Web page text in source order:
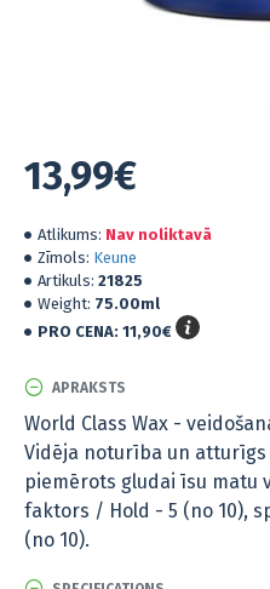
Atlikums: Nav noliktavā
Zīmols: Keune
Artikuls: 21825
Weight: 75.00ml
PRO CENA: 11,90€
13,99€
APRAKSTS
World Class Wax -
Vidēja noturība un
piemērots gludai īsu matu
faktors / Hold - 5 (no 10),
(no 10).